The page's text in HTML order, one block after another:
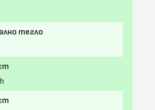
тегло